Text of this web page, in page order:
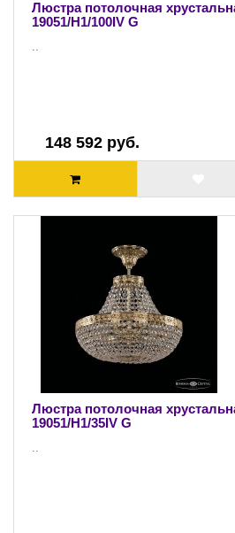
Люстра потолочная
19051/H1/100IV G
..
148 592 руб.
Люстра потолочная
19051/H1/35IV G
..